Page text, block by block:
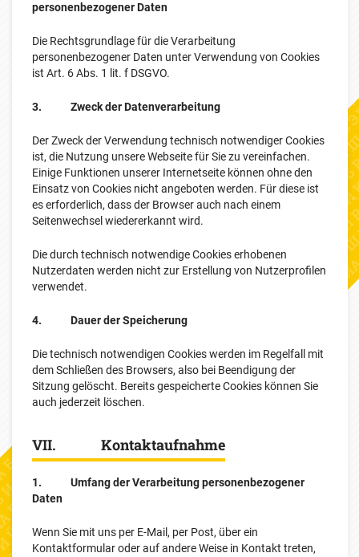
personenbezogener Daten
Die Rechtsgrundlage für die Verarbeitung
personenbezogener Daten unter Verwendung von Cookies
ist Art. 6 Abs. 1 lit. f DSGVO.
3. Zweck der Datenverarbeitung
Der Zweck der Verwendung technisch notwendiger Cookies
ist, die Nutzung unsere Webseite für Sie zu vereinfachen.
Einige Funktionen unserer Internetseite können ohne den
Einsatz von Cookies nicht angeboten werden. Für diese ist
es erforderlich, dass der Browser auch nach einem
Seitenwechsel wiedererkannt wird.
Die durch technisch notwendige Cookies erhobenen
Nutzerdaten werden nicht zur Erstellung von Nutzerprofilen
verwendet.
4. Dauer der Speicherung
Die technisch notwendigen Cookies werden im Regelfall mit
dem Schließen des Browsers, also bei Beendigung der
Sitzung gelöscht. Bereits gespeicherte Cookies können Sie
auch jederzeit löschen.
VII. Kontaktaufnahme
1. Umfang der Verarbeitung personenbezogener
Daten
Wenn Sie mit uns per E-Mail, per Post, über ein
Kontaktformular oder auf andere Weise in Kontakt treten,